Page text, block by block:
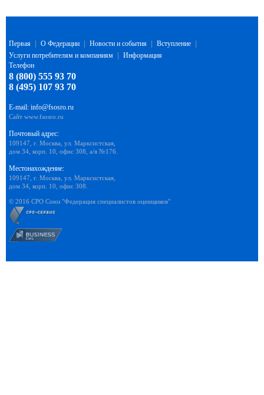
Первая О Федерации Новости и события Вступление
Услуги потребителям и компаниям
Информация
Телефон
8 (800) 555 93 70
8 (495) 107 93 70
E-mail: info@fsosro.ru
Сайт www.fsosro.ru
Почтовый адрес:
109147, г. Москва, ул. Марксистская,
дом 34, корп. 10, офис 308, а/я №176.
Местонахождение:
109147, г. Москва, ул. Марксистская,
дом 34, корп. 10, офис 308.
© 2016 СРО Союз "Федерация специалистов оценщиков"